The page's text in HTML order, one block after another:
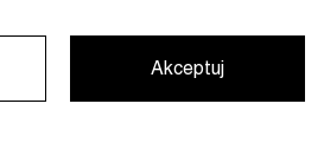
Karta stałego
Klienta
Akceptuj